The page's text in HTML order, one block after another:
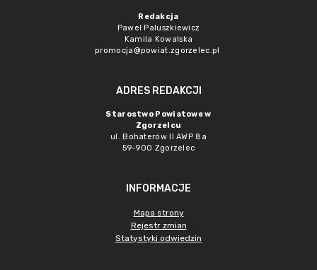
Redakcja
Paweł Paluszkiewicz
Kamila Kowalska
promocja@powiat.zgorzelec.pl
ADRES REDAKCJI
Starostwo Powiatowe w
Zgorzelcu
ul. Bohaterów II AWP 8a
59-900 Zgorzelec
INFORMACJE
Mapa strony
Rejestr zmian
Statystyki odwiedzin